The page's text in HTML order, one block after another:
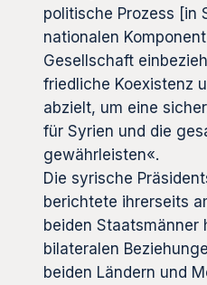
politische Prozess [in
nationalen
Gesellschaft
friedliche Koexistenz
abzielt, um eine
für Syrien und die
gewährleisten«.
Die syrische
berichtete ihrerseits
beiden Staatsmänner
bilateralen
beiden Ländern und